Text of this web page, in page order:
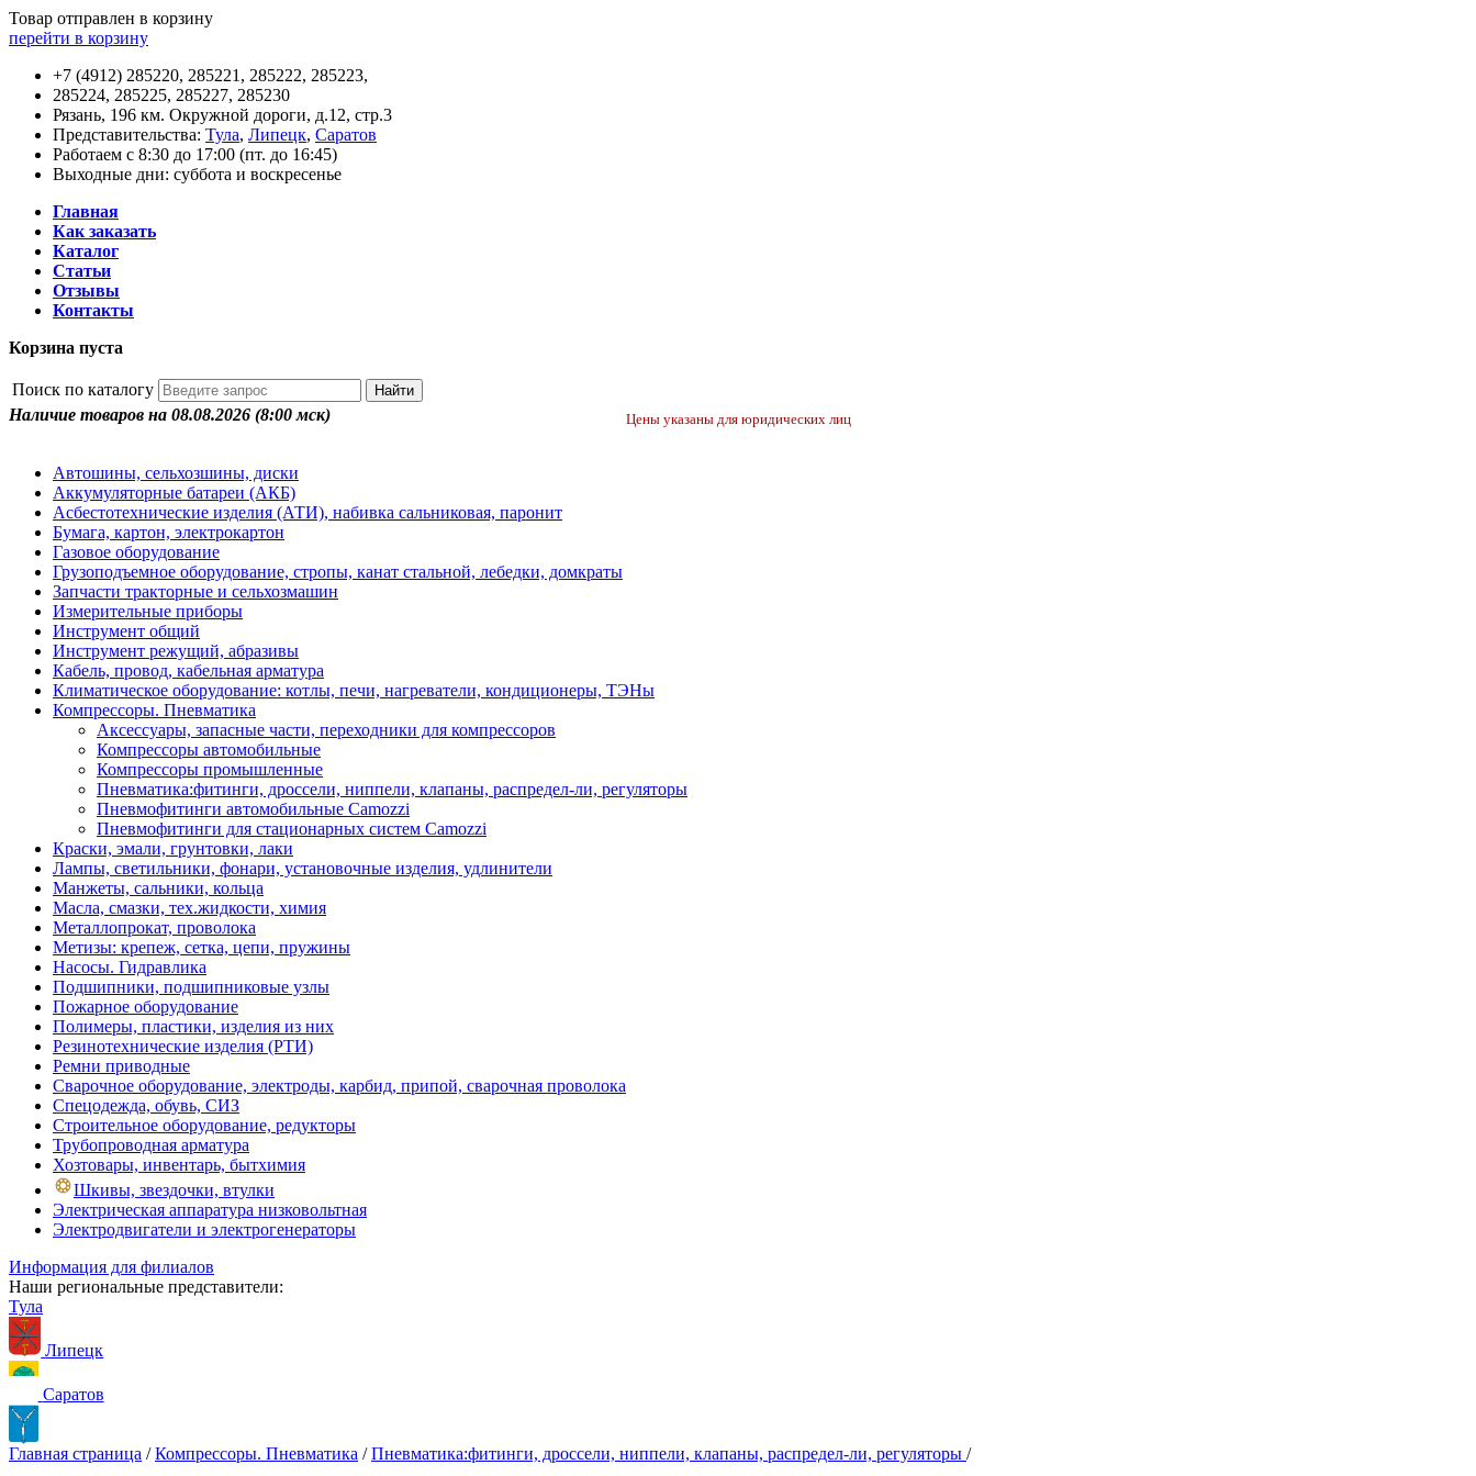
Товар отправлен в корзину
перейти в корзину
+7 (4912) 285220, 285221, 285222, 285223,
285224, 285225, 285227, 285230
Рязань, 196 км. Окружной дороги, д.12, стр.3
Представительства: Тула, Липецк, Саратов
Работаем с 8:30 до 17:00 (пт. до 16:45)
Выходные дни: суббота и воскресенье
Главная
Как заказать
Каталог
Статьи
Отзывы
Контакты
Корзина пуста
Поиск по каталогу
Наличие товаров на 08.08.2026 (8:00 мск) Цены указаны для юридических лиц
Автошины, сельхозшины, диски
Аккумуляторные батареи (АКБ)
Асбестотехнические изделия (АТИ), набивка сальниковая, паронит
Бумага, картон, электрокартон
Газовое оборудование
Грузоподъемное оборудование, стропы, канат стальной, лебедки, домкраты
Запчасти тракторные и сельхозмашин
Измерительные приборы
Инструмент общий
Инструмент режущий, абразивы
Кабель, провод, кабельная арматура
Климатическое оборудование: котлы, печи, нагреватели, кондиционеры, ТЭНы
Компрессоры. Пневматика
Аксессуары, запасные части, переходники для компрессоров
Компрессоры автомобильные
Компрессоры промышленные
Пневматика:фитинги, дроссели, ниппели, клапаны, распредел-ли, регуляторы
Пневмофитинги автомобильные Camozzi
Пневмофитинги для стационарных систем Camozzi
Краски, эмали, грунтовки, лаки
Лампы, светильники, фонари, установочные изделия, удлинители
Манжеты, сальники, кольца
Масла, смазки, тех.жидкости, химия
Металлопрокат, проволока
Метизы: крепеж, сетка, цепи, пружины
Насосы. Гидравлика
Подшипники, подшипниковые узлы
Пожарное оборудование
Полимеры, пластики, изделия из них
Резинотехнические изделия (РТИ)
Ремни приводные
Сварочное оборудование, электроды, карбид, припой, сварочная проволока
Спецодежда, обувь, СИЗ
Строительное оборудование, редукторы
Трубопроводная арматура
Хозтовары, инвентарь, бытхимия
Шкивы, звездочки, втулки
Электрическая аппаратура низковольтная
Электродвигатели и электрогенераторы
Информация для филиалов
Наши региональные представители:
Тула
Липецк
Саратов
Главная страница / Компрессоры. Пневматика / Пневматика:фитинги, дроссели, ниппели, клапаны, распредел-ли, регуляторы /